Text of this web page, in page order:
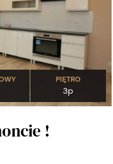
PIĘTRO
3p
!